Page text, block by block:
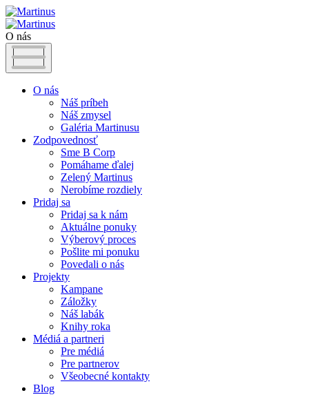
O nás
O nás
Náš príbeh
Náš zmysel
Galéria Martinusu
Zodpovednosť
Sme B Corp
Pomáhame ďalej
Zelený Martinus
Nerobíme rozdiely
Pridaj sa
Pridaj sa k nám
Aktuálne ponuky
Výberový proces
Pošlite mi ponuku
Povedali o nás
Projekty
Kampane
Záložky
Náš labák
Knihy roka
Médiá a partneri
Pre médiá
Pre partnerov
Všeobecné kontakty
Blog